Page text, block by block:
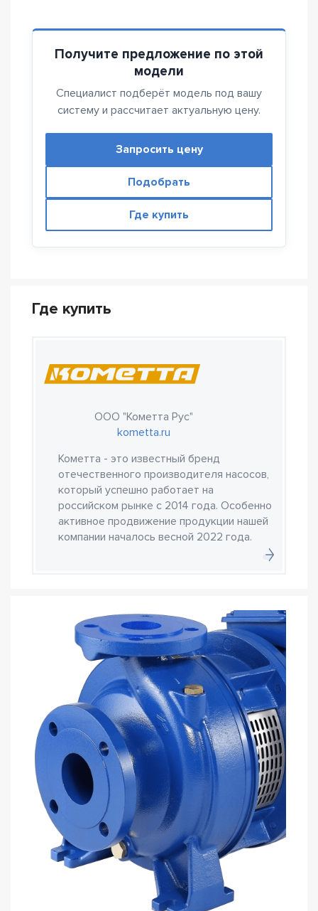
Получите предложение по этой
модели
Специалист подберёт модель под вашу
систему и рассчитает актуальную цену.
Запросить цену
Подобрать
Где купить
Где купить
ООО "Кометта Рус"
kometta.ru
Кометта - это известный бренд
отечественного производителя насосов,
который успешно работает на
российском рынке с 2014 года. Особенно
активное продвижение продукции нашей
компании началось весной 2022 года.